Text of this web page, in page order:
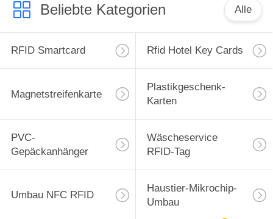
Beliebte Kategorien Alle
RFID Smartcard Rfid Hotel Key Cards
Magnetstreifenkarte
Plastikgeschenk-
Karten
PVC-
Gepäckanhänger
Wäscheservice
RFID-Tag
Umbau NFC RFID
Haustier-Mikrochip-
Umbau